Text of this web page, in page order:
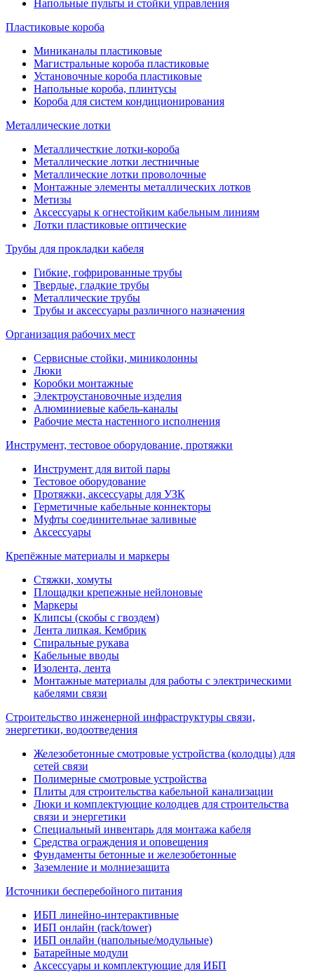
Напольные пульты и стойки управления
Пластиковые короба
Миниканалы пластиковые
Магистральные короба пластиковые
Установочные короба пластиковые
Напольные короба, плинтусы
Короба для систем кондиционирования
Металлические лотки
Металличесткие лотки-короба
Металлические лотки лестничные
Металлические лотки проволочные
Монтажные элементы металлических лотков
Метизы
Аксессуары к огнестойким кабельным линиям
Лотки пластиковые оптические
Трубы для прокладки кабеля
Гибкие, гофрированные трубы
Твердые, гладкие трубы
Металлические трубы
Трубы и аксессуары различного назначения
Организация рабочих мест
Сервисные стойки, миниколонны
Люки
Коробки монтажные
Электроустановочные изделия
Алюминиевые кабель-каналы
Рабочие места настенного исполнения
Инструмент, тестовое оборудование, протяжки
Инструмент для витой пары
Тестовое оборудование
Протяжки, аксессуары для УЗК
Герметичные кабельные коннекторы
Муфты соединительнае заливные
Аксессуары
Крепёжные материалы и маркеры
Стяжки, хомуты
Площадки крепежные нейлоновые
Маркеры
Клипсы (скобы с гвоздем)
Лента липкая. Кембрик
Спиральные рукава
Кабельные вводы
Изолента, лента
Монтажные материалы для работы с электрическими
кабелями связи
Строительство инженерной инфраструктуры связи,
энергетики, водоотведения
Железобетонные смотровые устройства (колодцы) для
сетей связи
Полимерные смотровые устройства
Плиты для строительства кабельной канализации
Люки и комплектующие колодцев для строительства
связи и энергетики
Специальный инвентарь для монтажа кабеля
Средства ограждения и оповещения
Фундаменты бетонные и железобетонные
Заземление и молниезащита
Источники бесперебойного питания
ИБП линейно-интерактивные
ИБП онлайн (rack/tower)
ИБП онлайн (напольные/модульные)
Батарейные модули
Аксессуары и комплектующие для ИБП